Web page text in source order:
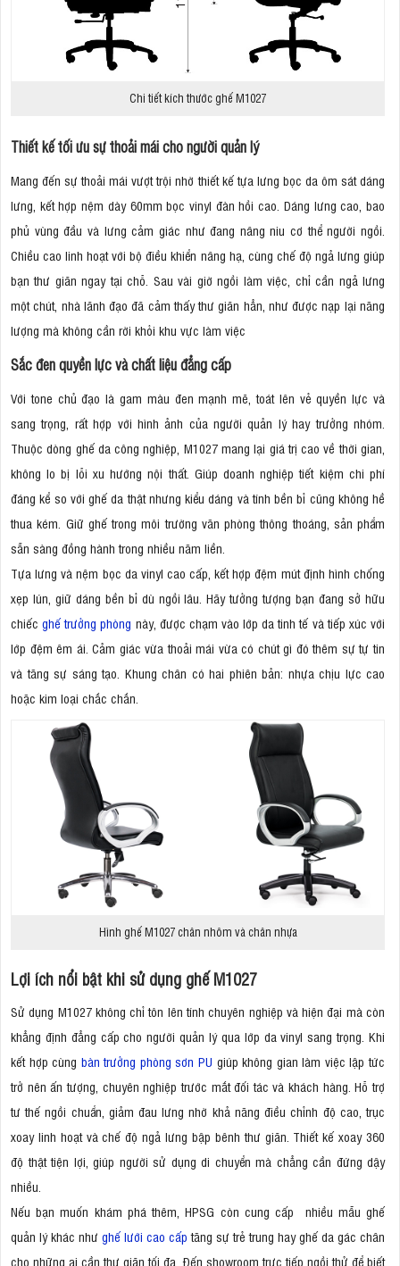
Chi tiết kích thước ghế M1027
Thiết kế tối ưu sự thoải mái cho người quản lý
Mang đến sự thoải mái vượt trội nhờ thiết kế tựa lưng bọc da ôm sát dáng
lưng, kết hợp nệm dày 60mm bọc vinyl đàn hồi cao. Dáng lưng cao, bao
phủ vùng đầu và lưng cảm giác như đang nâng niu cơ thể người ngồi.
Chiều cao linh hoạt với bộ điều khiển nâng hạ, cùng chế độ ngả lưng giúp
bạn thư giãn ngay tại chỗ. Sau vài giờ ngồi làm việc, chỉ cần ngả lưng
một chút, nhà lãnh đạo đã cảm thấy thư giãn hẳn, như được nạp lại năng
lượng mà không cần rời khỏi khu vực làm việc
Sắc đen quyền lực và chất liệu đẳng cấp
Với tone chủ đạo là gam màu đen mạnh mẽ, toát lên vẻ quyền lực và
sang trọng, rất hợp với hình ảnh của người quản lý hay trưởng nhóm.
Thuộc dòng ghế da công nghiệp, M1027 mang lại giá trị cao về thời gian,
không lo bị lỗi xu hướng nội thất. Giúp doanh nghiệp tiết kiệm chi phí
đáng kể so với ghế da thật nhưng kiểu dáng và tính bền bỉ cũng không hề
thua kém. Giữ ghế trong môi trường văn phòng thông thoáng, sản phẩm
sẵn sàng đồng hành trong nhiều năm liền.
Tựa lưng và nệm bọc da vinyl cao cấp, kết hợp đệm mút định hình chống
xẹp lún, giữ dáng bền bỉ dù ngồi lâu. Hãy tưởng tượng bạn đang sở hữu
chiếcghế trưởng phòng này, được chạm vào lớp da tinh tế và tiếp xúc với
lớp đệm êm ái. Cảm giác vừa thoải mái vừa có chút gì đó thêm sự tự tin
và tăng sự sáng tạo. Khung chân có hai phiên bản: nhựa chịu lực cao
hoặc kim loại chắc chắn.
Hình ghế M1027 chân nhôm và chân nhựa
Lợi ích nổi bật khi sử dụng ghế M1027
Sử dụng M1027 không chỉ tôn lên tính chuyên nghiệp và hiện đại mà còn
khẳng định đẳng cấp cho người quản lý qua lớp da vinyl sang trọng. Khi
kết hợp cùng bàn trưởng phòng sơn PU giúp không gian làm việc lập tức
trở nên ấn tượng, chuyên nghiệp trước mắt đối tác và khách hàng. Hỗ trợ
tư thế ngồi chuẩn, giảm đau lưng nhờ khả năng điều chỉnh độ cao, trục
xoay linh hoạt và chế độ ngả lưng bập bênh thư giãn. Thiết kế xoay 360
độ thật tiện lợi, giúp người sử dụng di chuyển mà chẳng cần đứng dậy
nhiều.
Nếu bạn muốn khám phá thêm, HPSG còn cung cấp nhiều mẫu ghế
quản lý khác như ghế lưới cao cấp tăng sự trẻ trung hay ghế da gác chân
cho những ai cần thư giãn tối đa. Đến showroom trực tiếp ngồi thử để biết